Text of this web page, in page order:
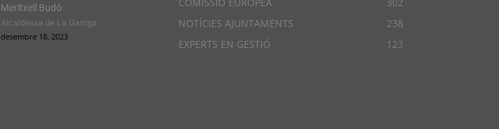
Meritxell Budó
Alcaldessa de La Garriga
desembre 18, 2023
COMISSIÓ EUROPEA
302
NOTÍCIES AJUNTAMENTS
238
EXPERTS EN GESTIÓ
123